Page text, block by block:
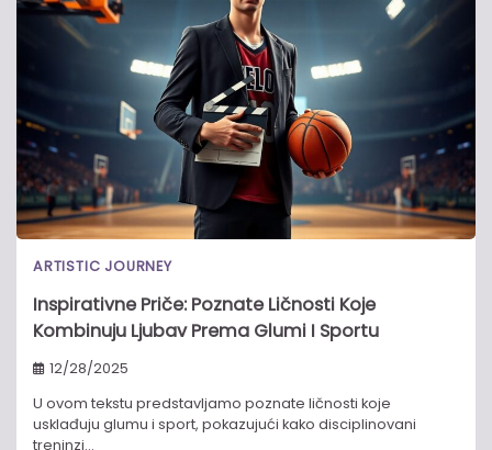
ARTISTIC JOURNEY
Inspirativne Priče: Poznate Ličnosti Koje
Kombinuju Ljubav Prema Glumi I Sportu
12/28/2025
U ovom tekstu predstavljamo poznate ličnosti koje
usklađuju glumu i sport, pokazujući kako disciplinovani
treninzi…